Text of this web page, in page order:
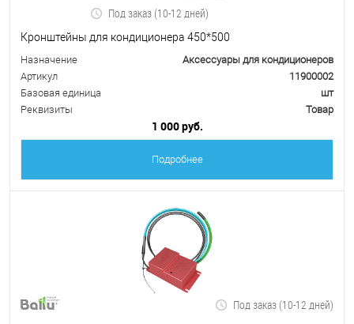
Под заказ (10-12 дней)
Кронштейны для кондиционера 450*500
Назначение
Аксессуары для кондиционеров
Артикул
11900002
Базовая единица
шт
Реквизиты
Товар
1 000 руб.
Подробнее
Под заказ (10-12 дней)